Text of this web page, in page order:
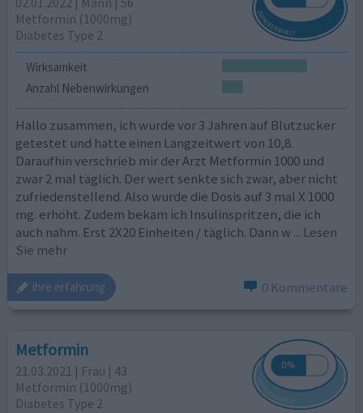
Metformin (1000mg)
Diabetes Type 2
Wirksamkeit
Anzahl Nebenwirkungen
Hallo zusammen, ich wurde vor 3 Jahren auf Blutzucker
getestet und hatte einen Langzeitwert von 10,8.
Daraufhin verschrieb mir der Arzt Metformin 1000 und
zwar 2 mal täglich. Der wert senkte sich zwar, aber nicht
zufriedenstellend. Also wurde die Dosis auf 3 mal X 1000
mg. erhöht. Zudem bekam ich Insulinspritzen, die ich
auch nahm. Erst 2X20 Einheiten / täglich. Dann w... Lesen
Sie mehr
ihre erfahrung 0 Kommentare
Metformin
21.03.2021 | Frau | 43
Metformin (1000mg)
Diabetes Type 2